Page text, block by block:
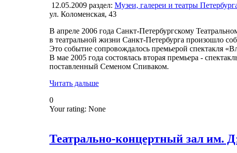
12.05.2009 раздел: Музеи, галереи и театры
ул. Коломенская, 43
В апреле 2006 года Санкт-Петербургскому
в театральной жизни Санкт-Петербурга произошло
Это событие сопровождалось премьерой спектакля
В мае 2005 года состоялась вторая премьера -
поставленный Семеном Спиваком.
Читать дальше
0
Your rating: None
Театрально-концертный зал им.